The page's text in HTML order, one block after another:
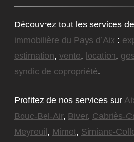
Découvrez tout les services de
immobilière du Pays d’Aix :
estimation, vente, location,
syndic de copropriété.
Profitez de nos services sur
Bouc-Bel-Air, Biver, Cabriès-
Meyreuil , Mimet, Simiane-